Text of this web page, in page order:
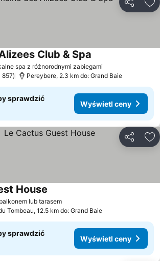
spa z różnorodnymi zabiegami
Club & Spa
857 Pereybere, 2.3 km do: Grand Baie
sprawdzić
Wyświetl ceny
lub tarasem
House
Tombeau, 12.5 km do: Grand Baie
sprawdzić
Wyświetl ceny